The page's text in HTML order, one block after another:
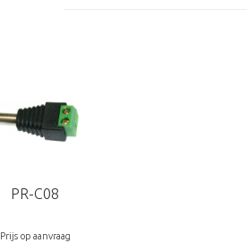
PR-C08
Prijs op aanvraag